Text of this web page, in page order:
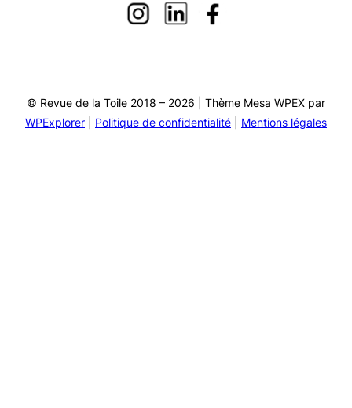
© Revue de la Toile 2018 – 2026 | Thème Mesa WPEX par
WPExplorer
Politique de confidentialité Mentions légales